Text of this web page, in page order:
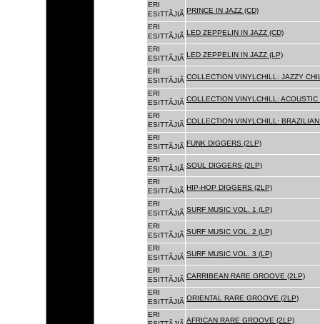
ERI
ESITTÃJIÃ PRINCE IN JAZZ (CD)
ERI
ESITTÃJIÃ LED ZEPPELIN IN JAZZ (CD)
ERI
ESITTÃJIÃ LED ZEPPELIN IN JAZZ (LP)
ERI
ESITTÃJIÃ COLLECTION VINYLCHILL: JAZZY
ERI
ESITTÃJIÃ COLLECTION VINYLCHILL: ACOUSTIC
ERI
ESITTÃJIÃ COLLECTION VINYLCHILL:
ERI
ESITTÃJIÃ FUNK DIGGERS (2LP)
ERI
ESITTÃJIÃ SOUL DIGGERS (2LP)
ERI
ESITTÃJIÃ HIP-HOP DIGGERS (2LP)
ERI
ESITTÃJIÃ SURF MUSIC VOL. 1 (LP)
ERI
ESITTÃJIÃ SURF MUSIC VOL. 2 (LP)
ERI
ESITTÃJIÃ SURF MUSIC VOL. 3 (LP)
ERI
ESITTÃJIÃ CARRIBEAN RARE GROOVE (2LP)
ERI
ESITTÃJIÃ ORIENTAL RARE GROOVE (2LP)
ERI
AFRICAN RARE GROOVE (2LP)